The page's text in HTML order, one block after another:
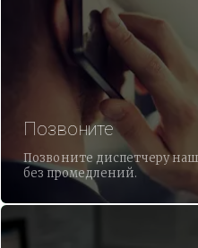
Позвоните
Позвоните диспетчеру
без промедлений.